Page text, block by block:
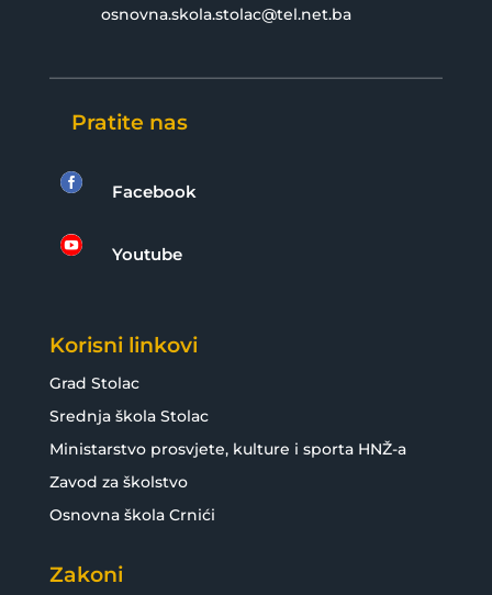
osnovna.skola.stolac@tel.net.ba
Pratite nas
 Facebook
 Youtube
Korisni linkovi
Grad Stolac
Srednja škola Stolac
Ministarstvo prosvjete, kulture i sporta HNŽ-a
Zavod za školstvo
Osnovna škola Crnići
Zakoni